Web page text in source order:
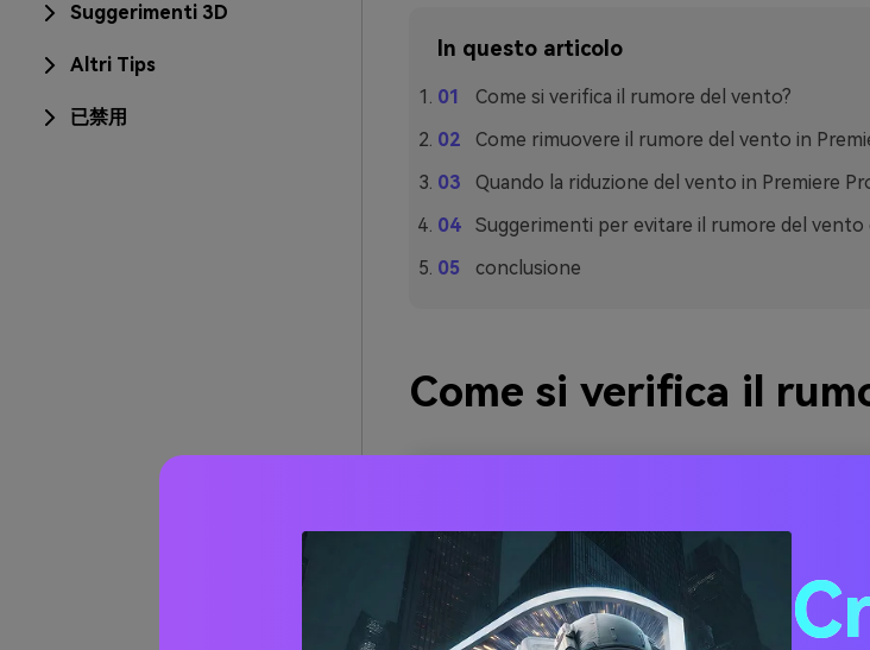
Suggerimenti 3D
Altri Tips
已禁用
In questo articolo
Come si verifica il rumore del vento?
Come rimuovere il rumore del vento in
Quando la riduzione del vento in Premiere
Suggerimenti per evitare il rumore del vento
conclusione
Come si verifica il